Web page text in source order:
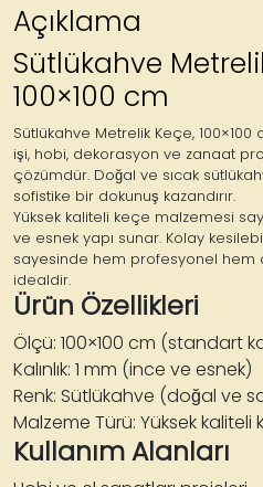
Açıklama
Sütlükahve
100×100 cm
Sütlükahve Metrelik Keçe, 100×100
işi, hobi, dekorasyon ve zanaat
çözümdür. Doğal ve sıcak
sofistike bir dokunuş kazandırır.
Yüksek kaliteli keçe malzemesi
ve esnek yapı sunar. Kolay
sayesinde hem profesyonel hem
idealdir.
Ürün Özellikleri
Ölçü: 100×100 cm (standart
Kalınlık: 1 mm (ince ve esnek)
Renk: Sütlükahve (doğal ve
Malzeme Türü: Yüksek kaliteli
Kullanım Alanları